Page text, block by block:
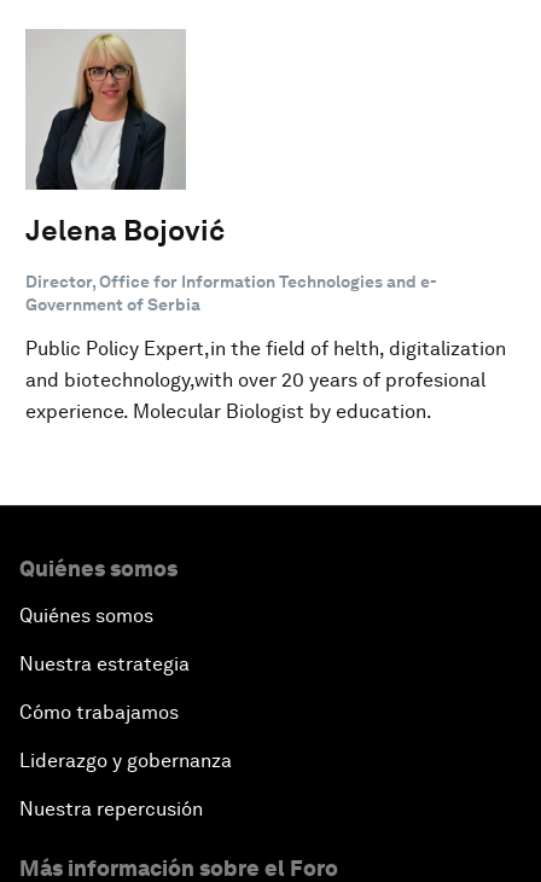
Jelena Bojović
Director, Office for Information Technologies and e-
Government of Serbia
Public Policy Expert,in the field of helth, digitalization
and biotechnology,with over 20 years of profesional
experience. Molecular Biologist by education.
Quiénes somos
Quiénes somos
Nuestra estrategia
Cómo trabajamos
Liderazgo y gobernanza
Nuestra repercusión
Más información sobre el Foro